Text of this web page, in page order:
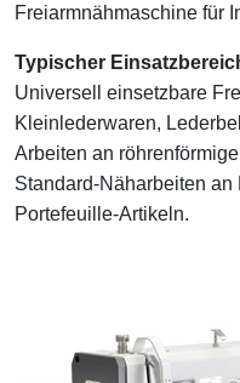
Freiarmnähmaschine für
Typischer
Universell einsetzbare
Kleinlederwaren,
Arbeiten an
Standard-Näharbeiten an
Portefeuille-Artikeln.